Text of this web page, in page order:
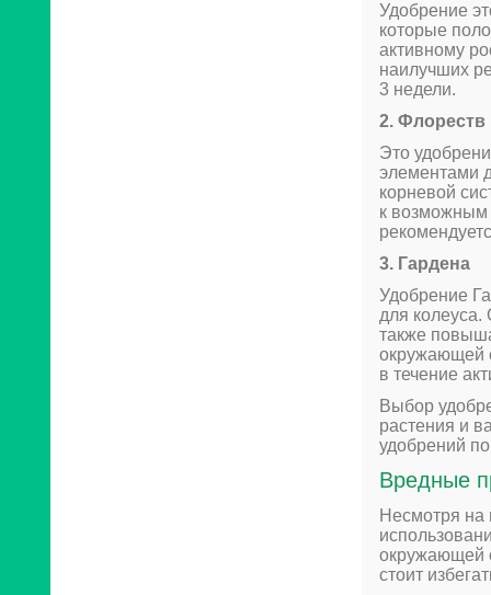
Удобрение
которые
активному
наилучших
3 недели.
2. Флореств
Это
элементами
корневой
к возможным
3. Гардена
Удобрение
для колеуса.
также
окружающей
в течение
Выбор
растения и
удобрений
Вредные
Несмотря на
окружающей
стоит